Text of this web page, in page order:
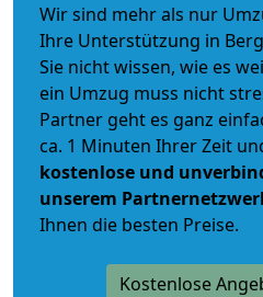
Wir sind mehr als nur
Ihre Unterstützung in
Sie nicht wissen, wie es
ein Umzug muss nicht
Partner geht es ganz
ca. 1 Minuten Ihrer Zeit
kostenlose und
unserem
Ihnen die besten Preise.
Kostenlose